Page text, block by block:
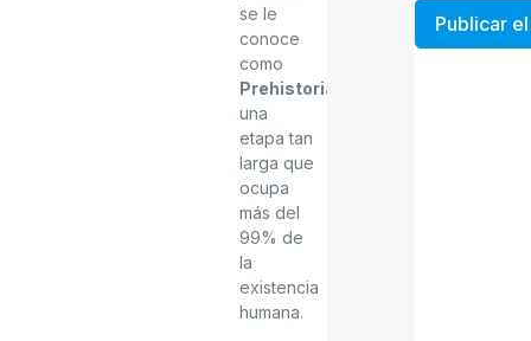
se le
conoce
como
Prehistoria
una
etapa tan
larga que
ocupa
más del
99% de
la
existencia
humana.